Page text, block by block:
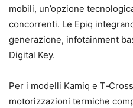
mobili, un’opzione
concorrenti. Le Epiq
generazione, infotainment
Digital Key.
Per i modelli Kamiq e
motorizzazioni termiche